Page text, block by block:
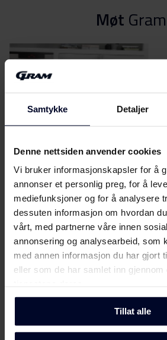
Samtykke Detaljer
Denne nettsiden anvender cookies
Vi bruker informasjonskapsler for å
annonser et personlig preg, for å
mediefunksjoner og for å analysere
dessuten informasjon om hvordan
vårt, med partnerne våre innen
annonsering og analysearbeid, som
med annen informasjon du har gjort
eller som de har samlet inn gjennom
Tillat alle
advarsler (EN)
Produktbilde DC 6116-90 (v)
(v)
Hent alt (6)
Møt Gram
VelgGRAM
...fordi vi fokuserer på kvalitet og
holdbarhet ved å utvikle
tidløs skandinavisk design for å
Les mere her